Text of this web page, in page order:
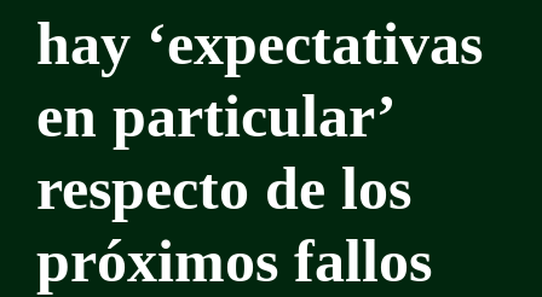
hay ‘expectativas
en particular’
respecto de los
próximos fallos